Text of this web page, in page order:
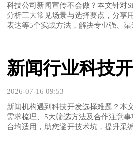
科技公司新闻宣传不会做？本文针对
分析三大常见场景与选择要点，分享
表达等5个实战方法，解决专业强、
新闻行业科技
2026-07-16 09:53
新闻机构遇到科技开发选择难题？本
需求梳理、5大筛选方法及合作注意
台均适用，助您避开技术坑，提升采